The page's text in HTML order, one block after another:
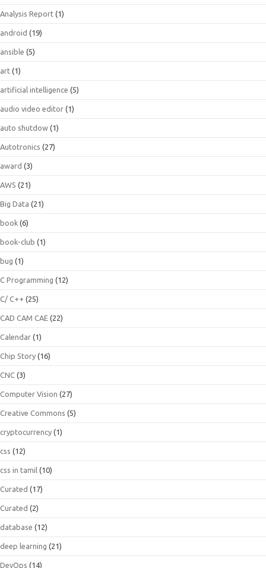
Analysis Report (1)
android (19)
ansible (5)
art (1)
artificial intelligence (5)
audio video editor (1)
auto shutdow (1)
Autotronics (27)
award (3)
AWS (21)
Big Data (21)
book (6)
book-club (1)
bug (1)
C Programming (12)
C/ C++ (25)
CAD CAM CAE (22)
Calendar (1)
Chip Story (16)
CNC (3)
Computer Vision (27)
Creative Commons (5)
cryptocurrency (1)
css (12)
css in tamil (10)
Curated (17)
Curated (2)
database (12)
deep learning (21)
DevOps (14)